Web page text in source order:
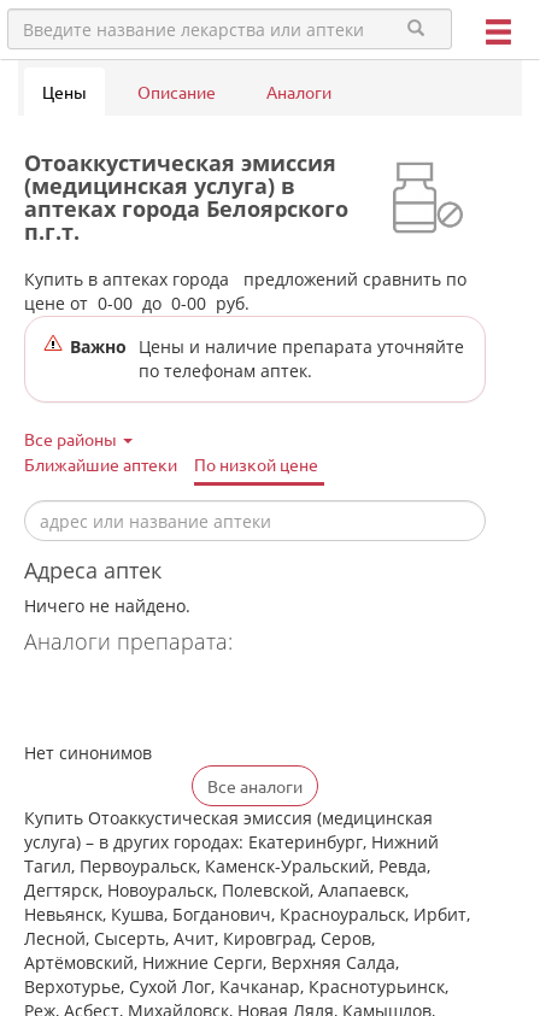
Цены Описание Аналоги
Отоаккустическая эмиссия
(медицинская услуга) в
аптеках города Белоярского
п.г.т.
Купить в аптеках города
предложений сравнить по
цене от 0-00 до 0-00 руб.
Важно
Цены и наличие препарата уточняйте
по телефонам аптек.
Все районы
Ближайшие аптеки
По низкой цене
Адреса аптек
Ничего не найдено.
Аналоги препарата:
Нет синонимов
Все аналоги
Купить Отоаккустическая эмиссия (медицинская
услуга) – в других городах: Екатеринбург, Нижний
Тагил, Первоуральск, Каменск-Уральский, Ревда,
Дегтярск, Новоуральск, Полевской, Алапаевск,
Невьянск, Кушва, Богданович, Красноуральск, Ирбит,
Лесной, Сысерть, Ачит, Кировград, Серов,
Артёмовский, Нижние Cерги, Верхняя Салда,
Верхотурье, Сухой Лог, Качканар, Краснотурьинск,
Реж, Асбест, Михайловск, Новая Ляля, Камышлов,